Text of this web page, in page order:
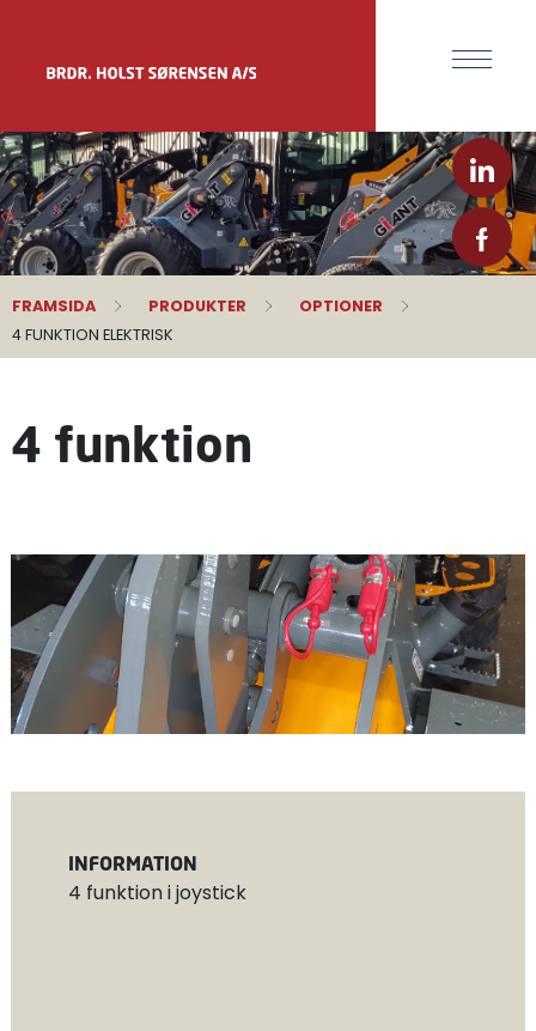
FRAMSIDA PRODUKTER
OPTIONER
4 FUNKTION ELEKTRISK
4 funktion
INFORMATION
4 funktion i joystick